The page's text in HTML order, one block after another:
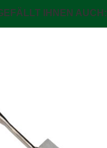
IHNEN AUCH: